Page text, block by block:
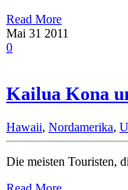
Read More
Mai 31 2011
0
Kailua Kona
Hawaii, Nordamerika,
Die meisten Touristen,